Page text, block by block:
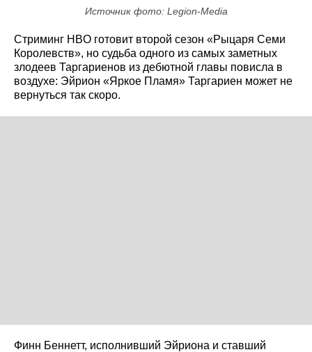
Источник фото: Legion-Media
Стриминг HBO готовит второй сезон «Рыцаря Семи
Королевств», но судьба одного из самых заметных
злодеев Таргариенов из дебютной главы повисла в
воздухе: Эйрион «Яркое Пламя» Таргариен может не
вернуться так скоро.
Финн Беннетт, исполнивший Эйриона и ставший